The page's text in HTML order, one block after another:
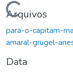
Carregando...
Arquivos
para-o-capitam-
amaral-grugel-
Data